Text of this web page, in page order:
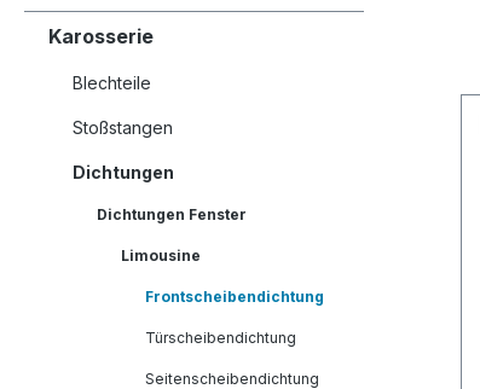
Karosserie
Blechteile
Stoßstangen
Dichtungen
Dichtungen Fenster
Limousine
Frontscheibendichtung
Türscheibendichtung
Seitenscheibendichtung